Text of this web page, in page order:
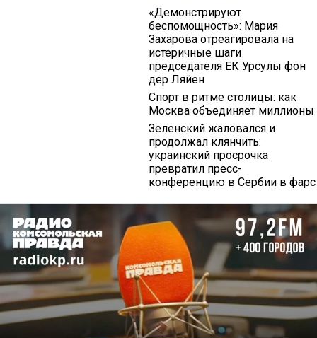
«Демонстрируют
беспомощность»: Мария
Захарова отреагировала на
истеричные шаги
председателя ЕК Урсулы фон
дер Ляйен
Спорт в ритме столицы: как
Москва объединяет миллионы
Зеленский жаловался и
продолжал клянчить:
украинский просрочка
превратил пресс-
конференцию в Сербии в фарс